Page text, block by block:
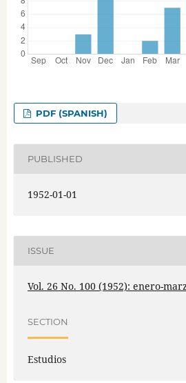
PDF (SPANISH)
PUBLISHED
1952-01-01
ISSUE
Vol. 26 No. 100 (1952): enero-
SECTION
Estudios